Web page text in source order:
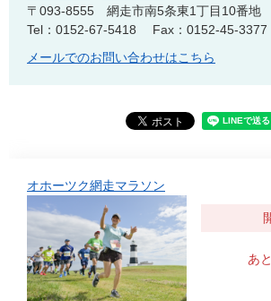
〒093-8555
網走市南5条東1丁目10番地
Tel：0152-67-5418
Fax：0152-45-3377
メールでのお問い合わせはこちら
オホーツク網走マラソン
あと